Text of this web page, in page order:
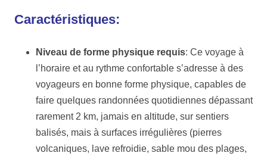
Caractéristiques:
Niveau de forme physique requis: Ce voyage à
l’horaire et au rythme confortable s’adresse à des
voyageurs en bonne forme physique, capables de
faire quelques randonnées quotidiennes dépassant
rarement 2 km, jamais en altitude, sur sentiers
balisés, mais à surfaces irrégulières (pierres
volcaniques, lave refroidie, sable mou des plages,